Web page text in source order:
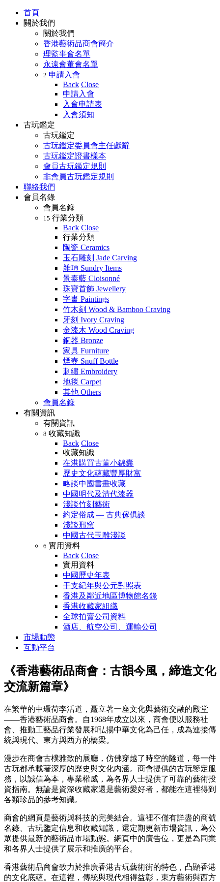
首頁
關於我們
關於我們
香港藝術品商會簡介
理監事會名單
永遠會董會名單
2 申請入會
Back Close
申請入會
入會申請表
入會須知
古玩鑑定
古玩鑑定
古玩鑑定委員會主任獻辭
古玩鑑定證書樣本
會員古玩鑑定規則
非會員古玩鑑定規則
聯絡我們
會員名錄
會員名錄
15 行業分類
Back Close
行業分類
陶瓷 Ceramics
玉石雕刻 Jade Carving
雜項 Sundry Items
景泰藍 Cloisonné
珠寶首飾 Jewellery
字畫 Paintings
竹木刻 Wood & Bamboo Craving
牙刻 Ivory Craving
金漆木 Wood Craving
銅器 Bronze
家具 Furniture
煙壺 Snuff Bottle
刺繡 Embroidery
地毯 Carpet
其他 Others
會員名錄
有關資訊
有關資訊
8 收藏知識
Back Close
收藏知識
在港購買古董小錦囊
歷史文化蘊藏豐厚財富
略談中國書畫收藏
中國明代及清代漆器
淺談竹刻藝術
約定俗成 — 古典傢俱談
淺談邢窯
中國古代玉雕淺談
6 實用資料
Back Close
實用資料
中國歷史年表
干支紀年與公元對照表
香港及鄰近地區博物館名錄
香港收藏家組織
全球拍賣公司資料
酒店、航空公司、運輸公司
市場動態
互動平台
《香港藝術品商會：古韻今風，締造文化
交流新篇章》
在繁華的中環荷李活道，矗立著一座文化與藝術交融的殿堂
——香港藝術品商會。自1968年成立以來，商會便以服務社
會、推動工藝品行業發展和弘揚中華文化為己任，成為連接傳
統與現代、東方與西方的橋梁。
漫步在商會古樸雅致的展廳，仿佛穿越了時空的隧道，每一件
古玩都承載著深厚的歷史與文化內涵。商會提供的古玩鑒定服
務，以誠信為本，專業權威，為各界人士提供了可靠的藝術投
資指南。無論是資深收藏家還是藝術愛好者，都能在這裡得到
各類珍品的參考知識。
商會的網頁是藝術與科技的完美結合。這裡不僅有詳盡的商號
名錄、古玩鑒定信息和收藏知識，還定期更新市場資訊，為公
眾提供最新的藝術品市場動態。網頁中的廣告位，更是為同業
和各界人士提供了展示和推廣的平台。
香港藝術品商會致力於推廣香港古玩藝術街的特色，凸顯香港
的文化底蘊。在這裡，傳統與現代相得益彰，東方藝術與西方